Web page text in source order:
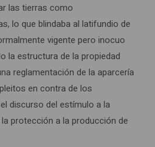
las tierras como
lo que blindaba al latifundio de
vigente pero inocuo
la estructura de la propiedad
reglamentación de la aparcería
en contra de los
discurso del estímulo a la
protección a la producción de